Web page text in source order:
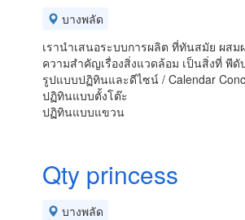
บางพลัด
เรานำเสนอระบบการผลิต ที่ทันสมัย ผส
ความสำคัญเรื่องสิ่งแวดล้อม เป็นสิ่งที่ พีดั
รูปแบบปฏิทินและดีไซน์ / Calendar
ปฏิทินแบบตั้งโต๊ะ
ปฏิทินแบบแขวน
Qty princess
บางพลัด